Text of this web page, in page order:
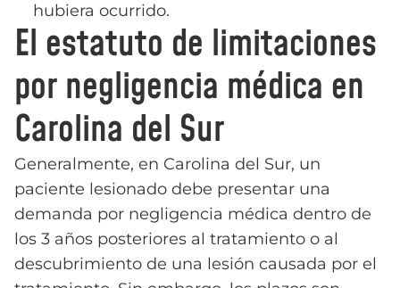
hubiera ocurrido.
El estatuto de limitaciones
por negligencia médica en
Carolina del Sur
Generalmente, en Carolina del Sur, un
paciente lesionado debe presentar una
demanda por negligencia médica dentro de
los 3 años posteriores al tratamiento o al
descubrimiento de una lesión causada por el